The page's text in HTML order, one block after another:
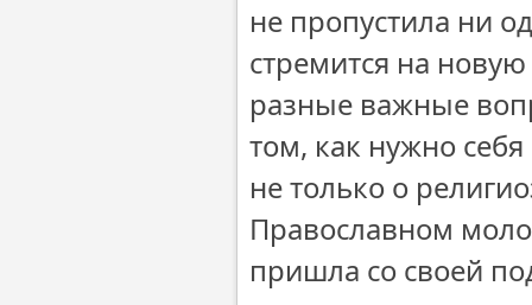
не пропустила ни
стремится на
разные важные
том, как нужно
не только о
Православном
пришла со своей